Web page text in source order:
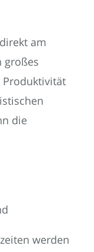
am
großes
Produktivität
die
werden